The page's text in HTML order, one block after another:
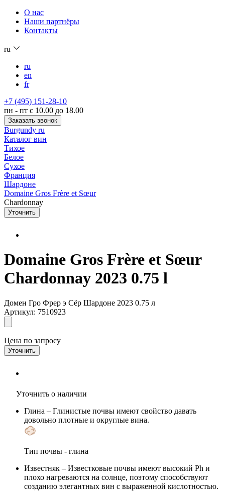
О нас
Наши партнёры
Контакты
ru
ru
en
fr
+7 (495) 151-28-10
пн - пт с 10.00 до 18.00
Заказать звонок
Burgundy ru
Каталог вин
Тихое
Белое
Сухое
Франция
Шардоне
Domaine Gros Frère et Sœur
Chardonnay
Уточнить
Domaine Gros Frère et Sœur
Chardonnay 2023 0.75 l
Домен Гро Фрер э Сёр Шардоне 2023 0.75 л
Артикул: 7510923
Цена по запросу
Уточнить
Уточнить о наличии
Глина – Глинистые почвы имеют свойство давать
довольно плотные и округлые вина.
Тип почвы - глина
Известняк – Известковые почвы имеют высокий Ph и
плохо нагреваются на солнце, поэтому способствуют
созданию элегантных вин с выраженной кислотностью.